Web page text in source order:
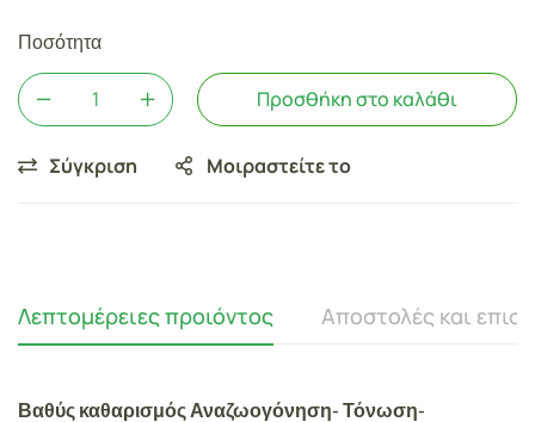
Ποσότητα
Προσθήκη στο καλάθι
Σύγκριση Μοιραστείτε το
Λεπτομέρειες προιόντος Αποστολές και
Βαθύς καθαρισμός Αναζωογόνηση- Τόνωση-